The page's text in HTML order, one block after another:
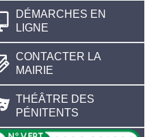
DÉMARCHES EN
LIGNE
CONTACTER LA
MAIRIE
THÉÂTRE DES
PÉNITENTS